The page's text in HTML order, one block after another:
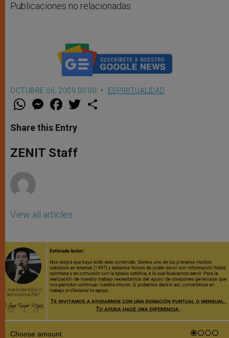
Publicaciones no relacionadas.
OCTUBRE 06, 2009 00:00 ESPIRITUALIDAD
W
t
s
p
p
M
e
s
e
g
e
F
a
e
b
o
k
w
Share this Entry
ZENIT Staff
View all articles